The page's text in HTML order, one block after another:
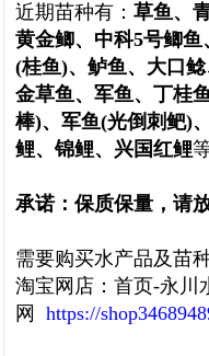
近期苗种有： 草鱼、
黄金鲫、中科5号鲫
(桂鱼)、鲈鱼、大口鲶
金草鱼、 军鱼、丁桂
棒)、军鱼(光倒刺鲃)
鲤、锦鲤、 兴国红鲤
承诺：保质保量，请
需要购买水产品及苗
淘宝网店： 首页-永川
网 https://